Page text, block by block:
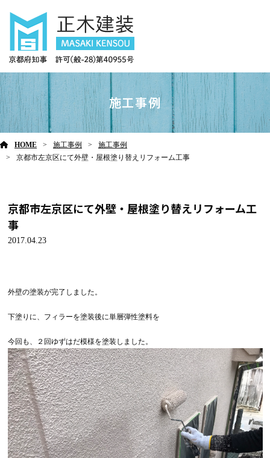
施工事例
HOME 施工事例
施工事例
京都市左京区にて外壁・屋根塗り替えリフォーム工事
京都市左京区にて外壁・屋根塗り替えリフォーム工
事
2017.04.23
外壁の塗装が完了しました。
下塗りに、フィラーを塗装後に単層弾性塗料を
今回も、２回ゆずはだ模様を塗装しました。